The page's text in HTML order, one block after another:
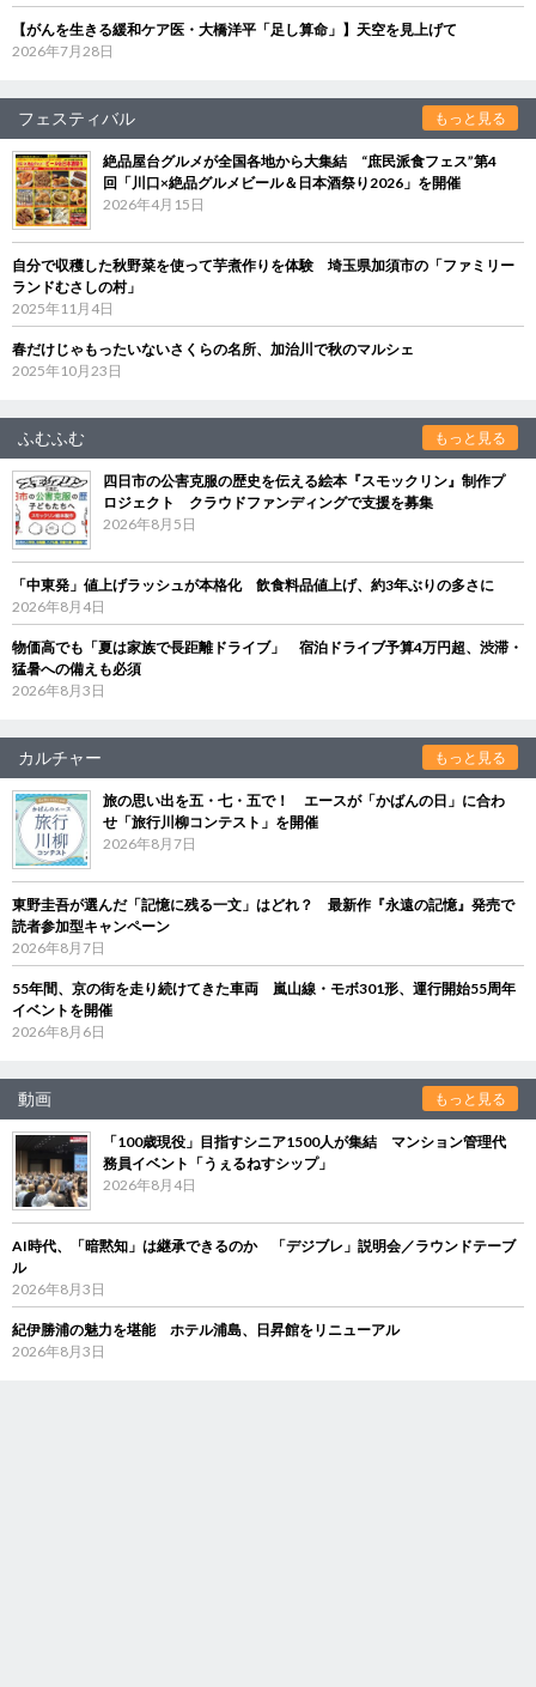
【がんを生きる緩和ケア医・大橋洋平「足し算命」】天空を見上げて
2026年7月28日
フェスティバル もっと見る
絶品屋台グルメが全国各地から大集結 “庶民派食フェス”第4
回「川口×絶品グルメビール＆日本酒祭り2026」を開催
2026年4月15日
自分で収穫した秋野菜を使って芋煮作りを体験 埼玉県加須市の「ファミリー
ランドむさしの村」
2025年11月4日
春だけじゃもったいないさくらの名所、加治川で秋のマルシェ
2025年10月23日
ふむふむ もっと見る
四日市の公害克服の歴史を伝える絵本『スモックリン』制作プ
ロジェクト クラウドファンディングで支援を募集
2026年8月5日
「中東発」値上げラッシュが本格化 飲食料品値上げ、約3年ぶりの多さに
2026年8月4日
物価高でも「夏は家族で長距離ドライブ」 宿泊ドライブ予算4万円超、渋滞・
猛暑への備えも必須
2026年8月3日
カルチャー もっと見る
旅の思い出を五・七・五で！ エースが「かばんの日」に合わ
せ「旅行川柳コンテスト」を開催
2026年8月7日
東野圭吾が選んだ「記憶に残る一文」はどれ？ 最新作『永遠の記憶』発売で
読者参加型キャンペーン
2026年8月7日
55年間、京の街を走り続けてきた車両 嵐山線・モボ301形、運行開始55周年
イベントを開催
2026年8月6日
動画 もっと見る
「100歳現役」目指すシニア1500人が集結 マンション管理代
務員イベント「うぇるねすシップ」
2026年8月4日
AI時代、「暗黙知」は継承できるのか 「デジブレ」説明会／ラウンドテーブ
ル
2026年8月3日
紀伊勝浦の魅力を堪能 ホテル浦島、日昇館をリニューアル
2026年8月3日